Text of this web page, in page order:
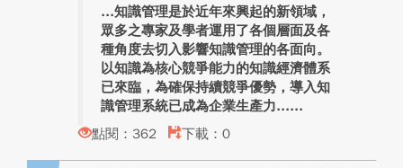
知識管理是於近年來興起的新領域，
眾多之專家及學者運用了各個層面及各
種角度去切入影響知識管理的各面向。
以知識為核心競爭能力的知識經濟體系
已來臨，為確保持續競爭優勢，導入知
識管理系統已成為企業生產力...
點閱：362
下載：0